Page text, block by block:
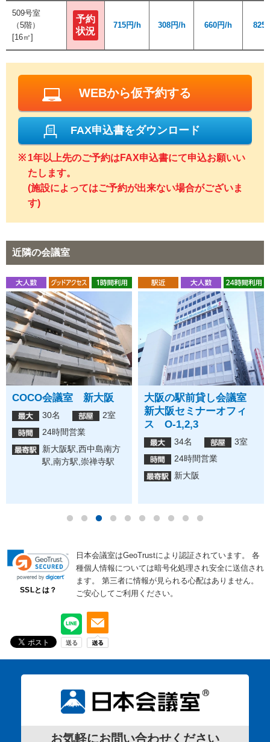
509号室
（5階）
[16㎡]
予約
状況
715円/h 308円/h 660円/h 825
509号室
（5階）
[16㎡]
予約
状況
715円/h 308円/h 660円/h 825
WEBから仮予約する
FAX申込書をダウンロード
1年以上先のご予約はFAX申込書にて申込お願いい
たします。
(施設によってはご予約が出来ない場合がございま
す)
近隣の会議室
COCO会議室 新大阪
30名
2室
24時間営業
新大阪駅,西中島南方
駅,南方駅,崇禅寺駅
大阪の駅前貸し会議室
新大阪セミナーオフィ
ス O-1,2,3
34名
3室
24時間営業
新大阪
SSLとは？
日本会議室はGeoTrustにより認証されています。
各
種個人情報については暗号化処理され安全に送信され
ます。
第三者に情報が見られる心配はありません。
ご安心してご利用ください。
お気軽にお問い合わせください